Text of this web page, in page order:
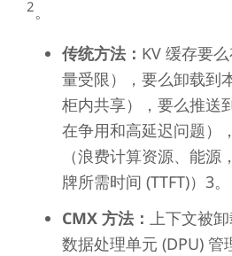
2。
传统方法： KV 缓存要
量受限），要么卸载到
柜内共享），要么推送
在争用和高延迟问题）
（浪费计算资源、能
牌所需时间 (TTFT)）3。
CMX 方法： 上下文被
数据处理单元 (DPU)